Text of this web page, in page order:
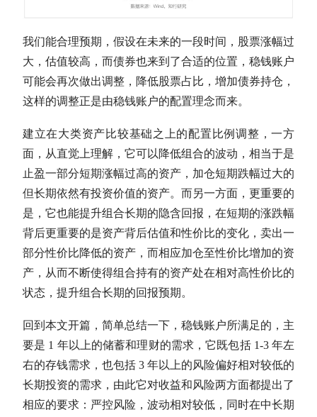
我们能合理预期，假设在未来的一段时间，股票涨幅过
大， 估值较高，而债券也来到了合适的位置，稳钱账户
可能会再次做出调整，降低股票占比，增加债券持仓，
这样的调整正是由稳钱账户的配置理念而来。
建立在大类资产比较基础之上的配置比例调整，一方
面，从直觉上理解，它可以降低组合的波动，相当于是
止盈一部分短期涨幅过高的资产，加仓短期跌幅过大的
但长期依然有投资价值的资产。而另一方面，更重要的
是，它也能提升组合长期的隐含回报，在短期的涨跌幅
背后更重要的是资产背后估值和性价比的变化，卖出一
部分性价比降低的资产，而相应加仓至性价比增加的资
产，从而不断使得组合持有的资产处在相对高性价比的
状态，提升组合长期的回报预期。
回到本文开篇，简单总结一下，稳钱账户所满足的，主
要是 1 年以上的储蓄和理财的需求，它既包括 1-3 年左
右的存钱需求，也包括 3 年以上的风险偏好相对较低的
长期投资的需求，由此它对收益和风险两方面都提出了
相应的要求：严控风险，波动相对较低，同时在中长期